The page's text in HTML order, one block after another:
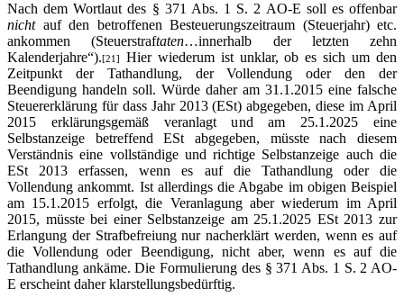
Nach dem Wortlaut des § 371 Abs. 1 S. 2 AO-E soll es offenbar
nicht auf den betroffenen Besteuerungszeitraum (Steuerjahr) etc.
ankommen (Steuerstraftaten…innerhalb der letzten zehn
Kalenderjahre“).[21]
Hier wiederum ist unklar, ob es sich um den
Zeitpunkt der Tathandlung, der Vollendung oder den der
Beendigung handeln soll. Würde daher am 31.1.2015 eine falsche
Steuererklärung für dass Jahr 2013 (ESt) abgegeben, diese im April
2015 erklärungsgemäß veranlagt und am 25.1.2025 eine
Selbstanzeige betreffend ESt abgegeben, müsste nach diesem
Verständnis eine vollständige und richtige Selbstanzeige auch die
ESt 2013 erfassen, wenn es auf die Tathandlung oder die
Vollendung ankommt. Ist allerdings die Abgabe im obigen Beispiel
am 15.1.2015 erfolgt, die Veranlagung aber wiederum im April
2015, müsste bei einer Selbstanzeige am 25.1.2025 ESt 2013 zur
Erlangung der Strafbefreiung nur nacherklärt werden, wenn es auf
die Vollendung oder Beendigung, nicht aber, wenn es auf die
Tathandlung ankäme. Die Formulierung des § 371 Abs. 1 S. 2 AO-
E erscheint daher klarstellungsbedürftig.